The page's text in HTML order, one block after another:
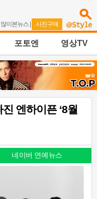
많이본뉴스 | 사진구매
포토엔 영상TV
엔하이픈 ‘8월
네이버 연예뉴스